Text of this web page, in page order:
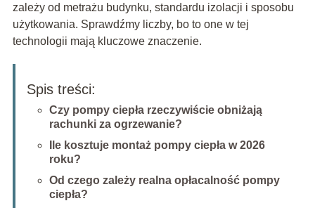
zależy od metrażu budynku, standardu izolacji i sposobu
użytkowania. Sprawdźmy liczby, bo to one w tej
technologii mają kluczowe znaczenie.
Spis treści:
Czy pompy ciepła rzeczywiście obniżają
rachunki za ogrzewanie?
Ile kosztuje montaż pompy ciepła w 2026
roku?
Od czego zależy realna opłacalność pompy
ciepła?